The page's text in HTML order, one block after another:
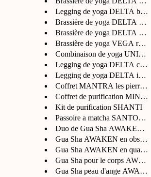
Legging de yoga DELTA bleu
Brassière de yoga DELTA sable
Brassière de yoga DELTA
Brassière de yoga VEGA rose
Combinaison de yoga UNITY
Legging de yoga DELTA
Legging de yoga DELTA
Coffret MANTRA les pierres
Coffret de purification
Kit de purification SHANTI
Passoire a matcha SANTOSHA
Duo de Gua Sha AWAKEN
Gua Sha AWAKEN en
Gua Sha AWAKEN en quartz
Gua Sha pour le corps
Gua Sha peau d'ange